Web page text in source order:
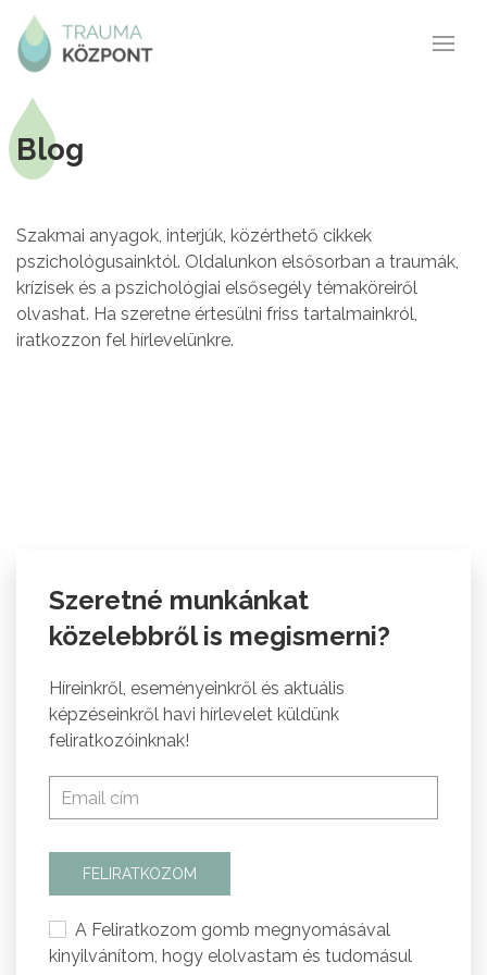
Blog
Szakmai anyagok, interjúk, közérthető cikkek
pszichológusainktól. Oldalunkon elsősorban a traumák,
krízisek és a pszichológiai elsősegély témaköreiről
olvashat. Ha szeretne értesülni friss tartalmainkról,
iratkozzon fel hírlevelünkre.
Szeretné munkánkat
közelebbről is megismerni?
Híreinkről, eseményeinkről és aktuális
képzéseinkről havi hírlevelet küldünk
feliratkozóinknak!
FELIRATKOZOM
A Feliratkozom gomb megnyomásával
kinyilvánítom, hogy elolvastam és tudomásul